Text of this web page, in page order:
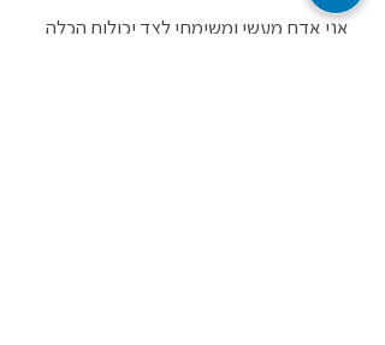
אני אדם מעשי ומשימתי לצד יכולות הכלה